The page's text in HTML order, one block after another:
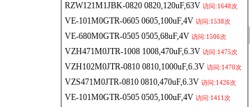
RZW121M1JBK-0820 0820,120uF,63V 访问:1648次
VE-101M0GTR-0605 0605,100uF,4V 访问:1538次
VE-680M0GTR-0505 0505,68uF,4V 访问:1506次
VZH471M0JTR-1008 1008,470uF,6.3V 访问:1475次
VZH102M0JTR-0810 0810,1000uF,6.3V 访问:1470次
VZS471M0JTR-0810 0810,470uF,6.3V 访问:1426次
VE-101M0GTR-0505 0505,100uF,4V 访问:1411次